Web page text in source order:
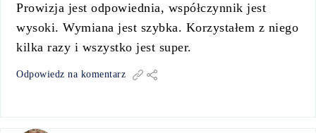
Prowizja jest odpowiednia, współczynnik jest
wysoki. Wymiana jest szybka. Korzystałem z niego
kilka razy i wszystko jest super.
Odpowiedz na komentarz